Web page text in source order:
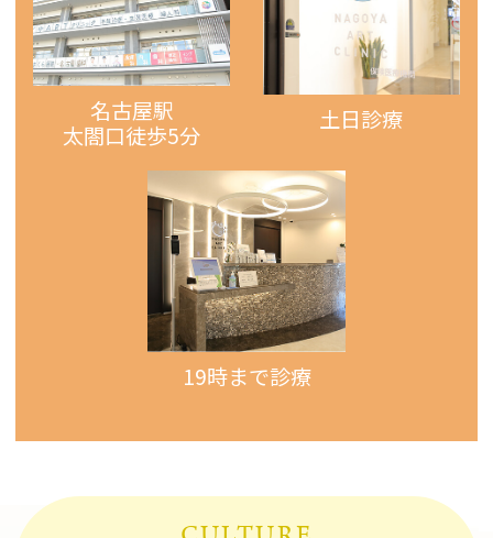
名古屋駅
太閤口徒歩5分
土日診療
19時まで診療